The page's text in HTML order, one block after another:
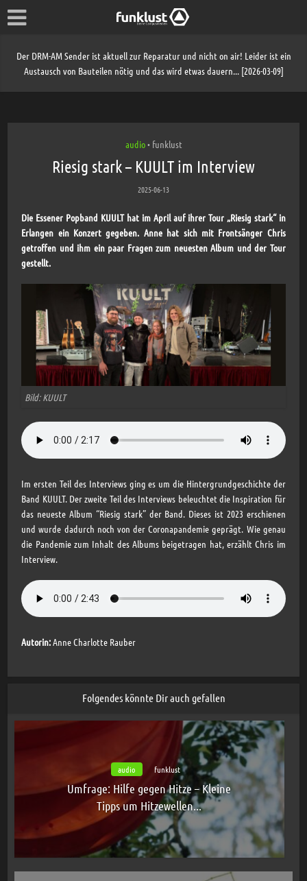
Der DRM-AM Sender ist aktuell zur Reparatur und nicht on air! Leider ist ein
Austausch von Bauteilen nötig und das wird etwas dauern... [2026-03-09]
audio • funklust
Riesig stark – KUULT im Interview
2025-06-13
Die Essener Popband KUULT hat im April auf ihrer Tour „Riesig stark“ in
Erlangen ein Konzert gegeben. Anne hat sich mit Frontsänger Chris
getroffen und ihm ein paar Fragen zum neuesten Album und der Tour
gestellt.
Bild: KUULT
Im ersten Teil des Interviews ging es um die Hintergrundgeschichte der
Band KUULT. Der zweite Teil des Interviews beleuchtet die Inspiration für
das neueste Album “Riesig stark” der Band. Dieses ist 2023 erschienen
und wurde dadurch noch von der Coronapandemie geprägt. Wie genau
die Pandemie zum Inhalt des Albums beigetragen hat, erzählt Chris im
Interview.
Autorin:Anne Charlotte Rauber
Folgendes könnte Dir auch gefallen
audio funklust
Umfrage: Hilfe gegen Hitze – Kleine
Tipps um Hitzewellen...